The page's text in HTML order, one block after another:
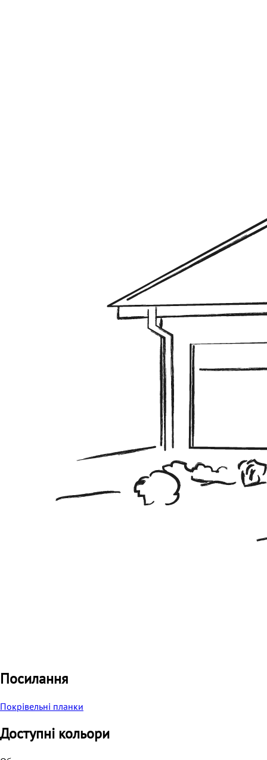
Посилання
Покрівельні планки
Доступні кольори